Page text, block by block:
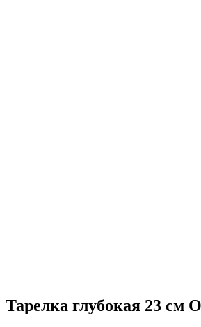
Тарелка глубокая 23 см